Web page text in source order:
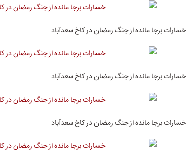
خسارات برجا مانده از جنگ رمضان در کاخ سعدآباد
خسارات برجا مانده از جنگ رمضان در کاخ سعدآباد
خسارات برجا مانده از جنگ رمضان در کاخ سعدآباد